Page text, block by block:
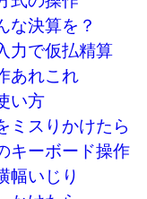
な決算を？
力で仮払精算
あれこれ
い方
ミスりかけたら
キーボード操作
幅いじり